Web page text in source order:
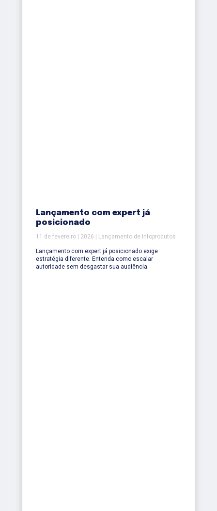
Lançamento com expert já
posicionado
11 de fevereiro | 2026 | Lançamento de Infoprodutos
Lançamento com expert já posicionado exige
estratégia diferente. Entenda como escalar
autoridade sem desgastar sua audiência.